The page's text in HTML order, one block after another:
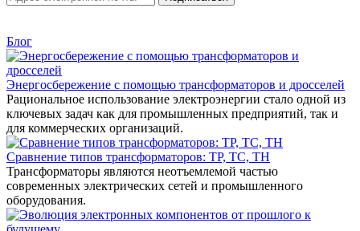
Блог
Энергосбережение с помощью трансформаторов и дросселей
Рациональное использование электроэнергии стало одной из
ключевых задач как для промышленных предприятий, так и
для коммерческих организаций.
Сравнение типов трансформаторов: ТР, ТС, ТН
Трансформаторы являются неотъемлемой частью
современных электрических сетей и промышленного
оборудования.